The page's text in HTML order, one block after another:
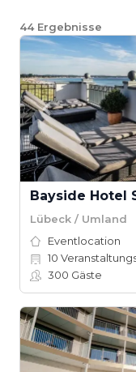
44 Ergebnisse
Bayside Hotel
Lübeck / Umland
Eventlocation
10
300 Gäste